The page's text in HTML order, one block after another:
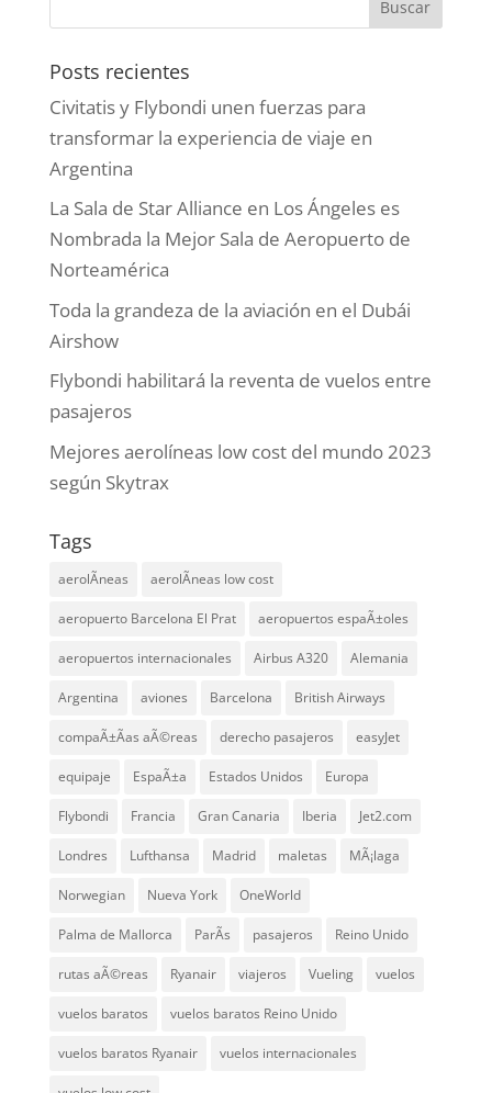
Posts recientes
Civitatis y Flybondi unen fuerzas para
transformar la experiencia de viaje en
Argentina
La Sala de Star Alliance en Los Ángeles es
Nombrada la Mejor Sala de Aeropuerto de
Norteamérica
Toda la grandeza de la aviación en el Dubái
Airshow
Flybondi habilitará la reventa de vuelos entre
pasajeros
Mejores aerolíneas low cost del mundo 2023
según Skytrax
Tags
aerolÃ­neas aerolÃ­neas low cost
aeropuerto Barcelona El Prat aeropuertos espaÃ±oles
aeropuertos internacionales Airbus A320 Alemania
Argentina aviones Barcelona British Airways
compaÃ±Ã­as aÃ©reas derecho pasajeros easyJet
equipaje EspaÃ±a Estados Unidos Europa
Flybondi Francia Gran Canaria Iberia Jet2.com
Londres Lufthansa Madrid maletas MÃ¡laga
Norwegian Nueva York OneWorld
Palma de Mallorca ParÃ­s pasajeros Reino Unido
rutas aÃ©reas Ryanair viajeros Vueling vuelos
vuelos baratos vuelos baratos Reino Unido
vuelos baratos Ryanair vuelos internacionales